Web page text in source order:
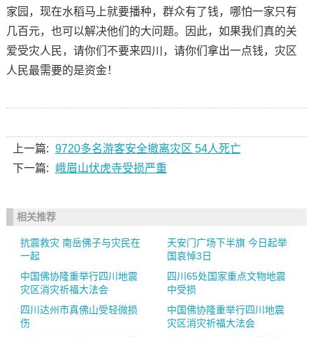
家园，现在水稻马上就要播种，群众有了钱，哪怕一家只有
几百元，也可以解决他们的大问题。因此，如果我们真的关
爱受灾人民，请你们不要来四川，请你们拿出一点钱，灾区
人民最需要的是资金！
上一篇: 9720多名游客安全撤离灾区 54人死亡
下一篇:
峨眉山伏虎寺受损严重
相关推荐
抗震救灾 南岳佛子与灾民在
一起
天安门广场下半旗 今日起举
国哀悼3日
中国佛协隆重举行四川地震
灾区消灾祈福大法会
四川65处国家重点文物地震
中受损
四川达州市真佛山受轻微损
伤
中国佛协隆重举行四川地震
灾区消灾祈福大法会